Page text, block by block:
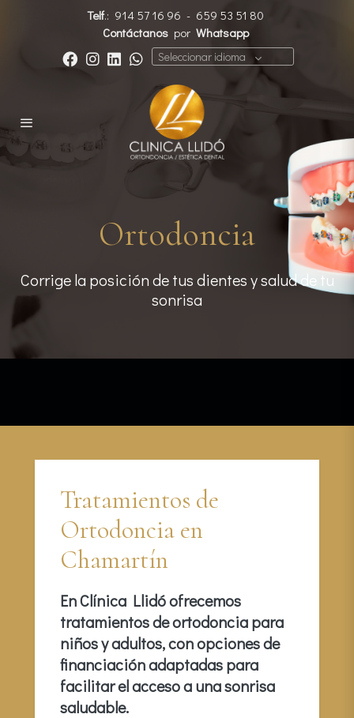
Telf.: 914 57 16 96 - 659 53 51 80
Contáctanos por Whatsapp
Seleccionar idioma
Ortodoncia
Corrige la posición de tus dientes y salud de tu
sonrisa
Tratamientos de
Ortodoncia en
Chamartín
En Clínica Llidó ofrecemos
tratamientos de ortodoncia para
niños y adultos, con opciones de
financiación adaptadas para
facilitar el acceso a una sonrisa
saludable.